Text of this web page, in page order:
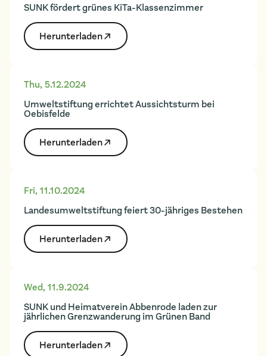
SUNK fördert grünes KiTa-Klassenzimmer
Herunter­laden
Thu, 5.12.2024
Umweltstiftung errichtet Aussichtsturm bei
Oebisfelde
Herunter­laden
Fri, 11.10.2024
Landesumweltstiftung feiert 30-jähriges Bestehen
Herunter­laden
Wed, 11.9.2024
SUNK und Heimatverein Abbenrode laden zur
jährlichen Grenzwanderung im Grünen Band
Herunter­laden